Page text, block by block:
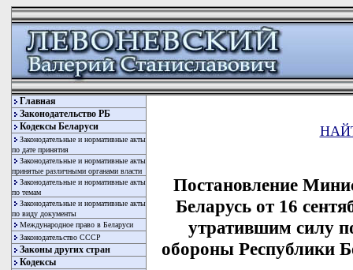
Главная
Законодательство РБ
Кодексы Беларуси
Законодательные и нормативные акты
по дате принятия
Законодательные и нормативные акты
принятые различными органами власти
Законодательные и нормативные акты
по темам
Законодательные и нормативные акты
по виду документы
Международное право в Беларуси
Законодательство СССР
Законы других стран
Кодексы
Постановление
Беларусь от 16
утратившим силу
обороны Республики